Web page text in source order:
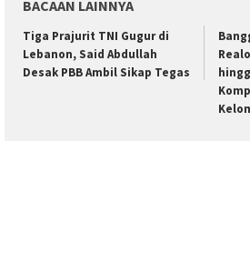
BACAAN LAINNYA
Tiga Prajurit TNI Gugur di
Lebanon, Said Abdullah
Desak PBB Ambil Sikap Tegas